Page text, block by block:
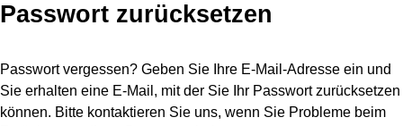
Passwort zurücksetzen
Passwort vergessen? Geben Sie Ihre E-Mail-Adresse ein und
Sie erhalten eine E-Mail, mit der Sie Ihr Passwort zurücksetzen
können. Bitte kontaktieren Sie uns, wenn Sie Probleme beim